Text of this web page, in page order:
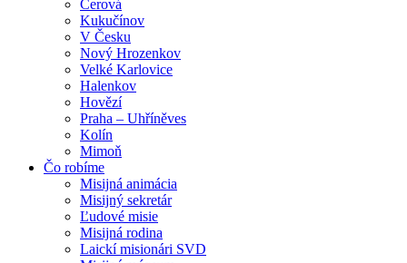
Cerová
Kukučínov
V Česku
Nový Hrozenkov
Velké Karlovice
Halenkov
Hovězí
Praha – Uhříněves
Kolín
Mimoň
Čo robíme
Misijná animácia
Misijný sekretár
Ľudové misie
Misijná rodina
Laickí misionári SVD